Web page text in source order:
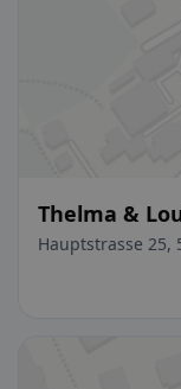
Thelma &
Hauptstrasse 25,